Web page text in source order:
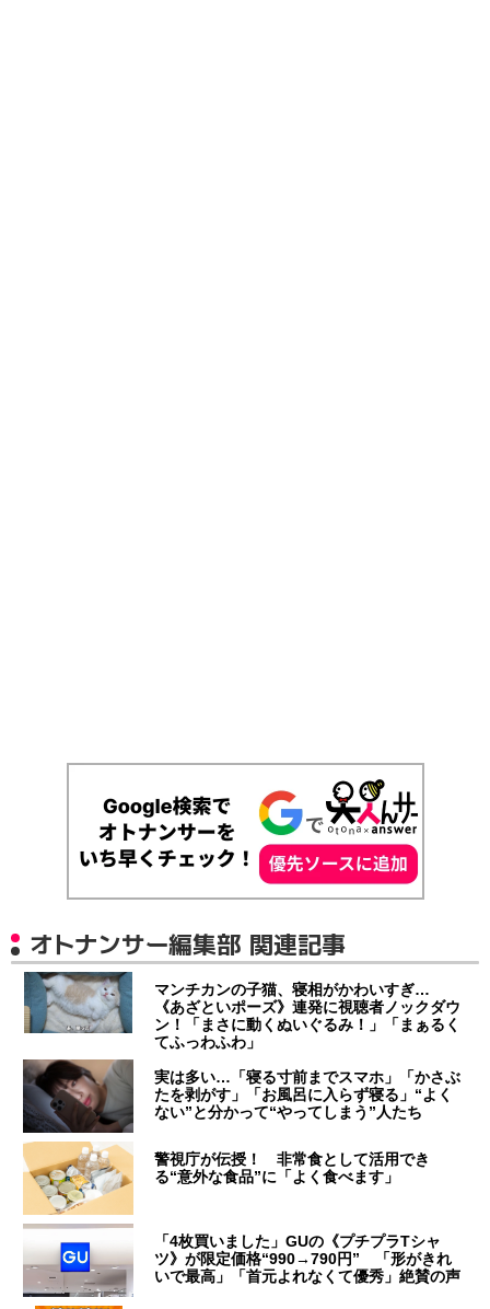
オトナンサー編集部 関連記事
マンチカンの子猫、寝相がかわいすぎ…
《あざといポーズ》連発に視聴者ノックダウ
ン！「まさに動くぬいぐるみ！」「まぁるく
てふっわふわ」
実は多い…「寝る寸前までスマホ」「かさぶ
たを剥がす」「お風呂に入らず寝る」“よく
ない”と分かって“やってしまう”人たち
警視庁が伝授！ 非常食として活用でき
る“意外な食品”に「よく食べます」
「4枚買いました」GUの《プチプラTシャ
ツ》が限定価格“990→790円” 「形がきれ
いで最高」「首元よれなくて優秀」絶賛の声